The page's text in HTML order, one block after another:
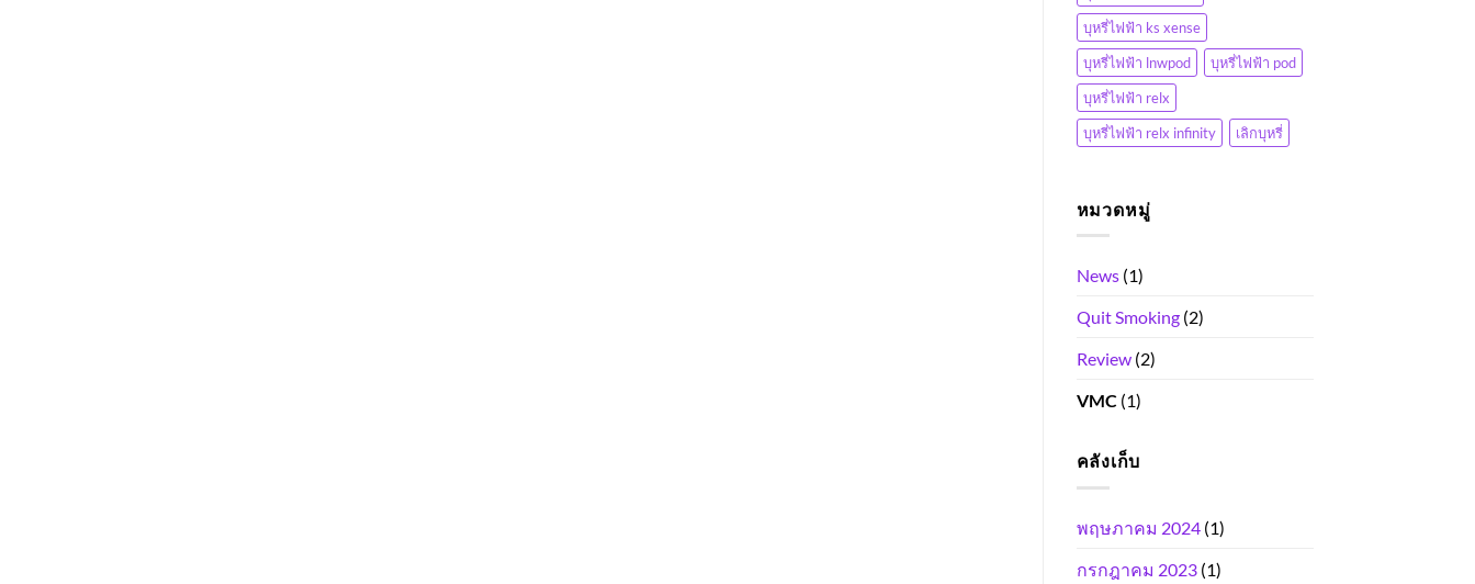
บุหรี่ไฟฟ้า ks xense
บุหรี่ไฟฟ้า lnwpod
บุหรี่ไฟฟ้า pod
บุหรี่ไฟฟ้า relx
บุหรี่ไฟฟ้า relx infinity
เลิกบุหรี่
หมวดหมู่
News(1)
Quit Smoking(2)
Review(2)
VMC(1)
คลังเก็บ
พฤษภาคม 2024(1)
กรกฎาคม 2023(1)